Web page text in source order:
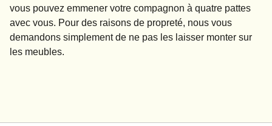
vous pouvez emmener votre compagnon à quatre pattes
avec vous. Pour des raisons de propreté, nous vous
demandons simplement de ne pas les laisser monter sur
les meubles.